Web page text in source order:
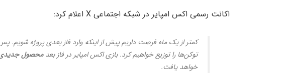
اکانت رسمی اکس امپایر در شبکه اجتماعی X اعلام کرد:
کمتر از یک ماه فرصت داریم پیش از اینکه وارد فاز بعدی پروژه شویم.
توکن‌ها را توزیع خواهیم کرد. بازی اکس امپایر در فاز بعدمحصول
خواهد یافت.